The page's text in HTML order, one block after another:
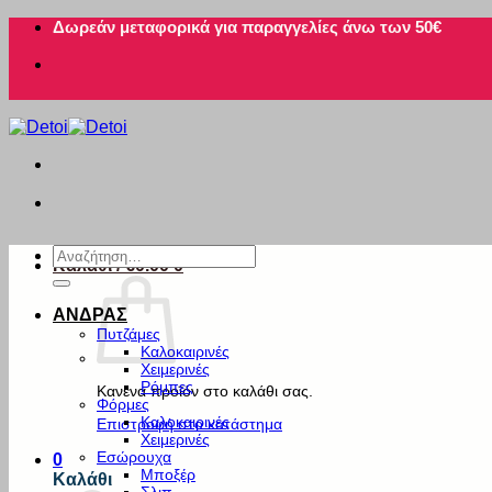
Μετάβαση
περιεχόμενο
Δωρεάν μεταφορικά για παραγγελίες άνω των 50€
Καλάθι /€0.00 0
Κανένα προϊόν στο καλάθι σας.
Επιστροφή στο κατάστημα
0
Καλάθι
Αναζήτηση
για:
ΑΝΔΡΑΣ
Πυτζάμες
Καλοκαιρινές
Χειμερινές
Ρόμπες
Φόρμες
Καλοκαιρινές
Χειμερινές
Εσώρουχα
Μποξέρ